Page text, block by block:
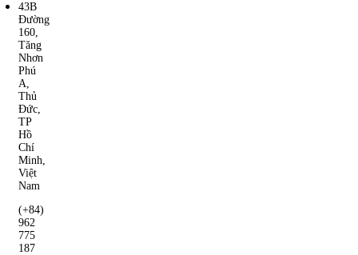
43B
Đường
160,
Tăng
Nhơn
Phú
A,
Thủ
Đức,
TP
Hồ
Chí
Minh,
Việt
Nam
(+84)
962
775
187